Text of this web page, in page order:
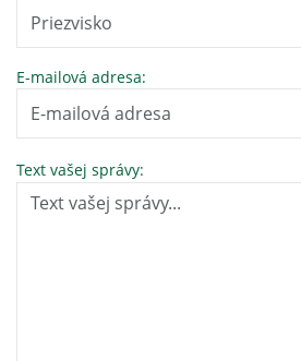
E-mailová adresa:
Text vašej správy: